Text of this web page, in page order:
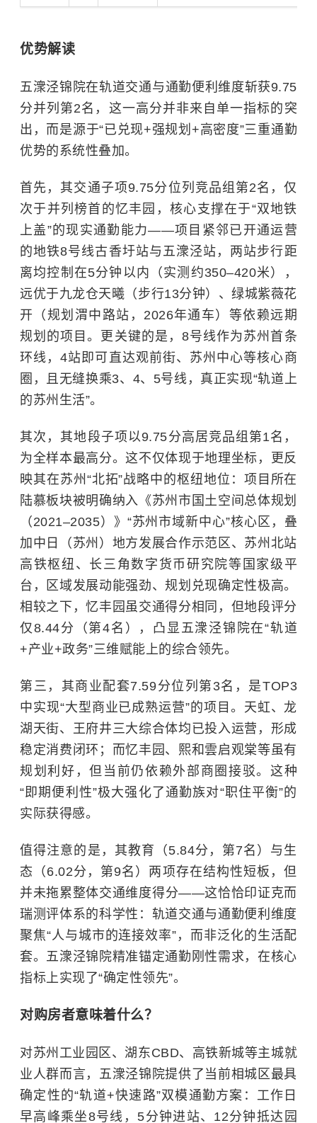
优势解读
五潨泾锦院在轨道交通与通勤便利维度斩获9.75
分并列第2名，这一高分并非来自单一指标的突
出，而是源于“已兑现+强规划+高密度”三重通勤
优势的系统性叠加。
首先，其交通子项9.75分位列竞品组第2名，仅
次于并列榜首的忆丰园，核心支撑在于“双地铁
上盖”的现实通勤能力——项目紧邻已开通运营
的地铁8号线古香圩站与五潨泾站，两站步行距
离均控制在5分钟以内（实测约350–420米），
远优于九龙仓天曦（步行13分钟）、绿城紫薇花
开（规划渭中路站，2026年通车）等依赖远期
规划的项目。更关键的是，8号线作为苏州首条
环线，4站即可直达观前街、苏州中心等核心商
圈，且无缝换乘3、4、5号线，真正实现“轨道上
的苏州生活”。
其次，其地段子项以9.75分高居竞品组第1名，
为全样本最高分。这不仅体现于地理坐标，更反
映其在苏州“北拓”战略中的枢纽地位：项目所在
陆慕板块被明确纳入《苏州市国土空间总体规划
（2021–2035）》“苏州市域新中心”核心区，叠
加中日（苏州）地方发展合作示范区、苏州北站
高铁枢纽、长三角数字货币研究院等国家级平
台，区域发展动能强劲、规划兑现确定性极高。
相较之下，忆丰园虽交通得分相同，但地段评分
仅8.44分（第4名），凸显五潨泾锦院在“轨道
+产业+政务”三维赋能上的综合领先。
第三，其商业配套7.59分位列第3名，是TOP3
中实现“大型商业已成熟运营”的项目。天虹、龙
湖天街、王府井三大综合体均已投入运营，形成
稳定消费闭环；而忆丰园、熙和雲启观棠等虽有
规划利好，但当前仍依赖外部商圈接驳。这种
“即期便利性”极大强化了通勤族对“职住平衡”的
实际获得感。
值得注意的是，其教育（5.84分，第7名）与生
态（6.02分，第9名）两项存在结构性短板，但
并未拖累整体交通维度得分——这恰恰印证克而
瑞测评体系的科学性：轨道交通与通勤便利维度
聚焦“人与城市的连接效率”，而非泛化的生活配
套。五潨泾锦院精准锚定通勤刚性需求，在核心
指标上实现了“确定性领先”。
对购房者意味着什么？
对苏州工业园区、湖东CBD、高铁新城等主城就
业人群而言，五潨泾锦院提供了当前相城区最具
确定性的“轨道+快速路”双模通勤方案：工作日
早高峰乘坐8号线，5分钟进站、12分钟抵达园